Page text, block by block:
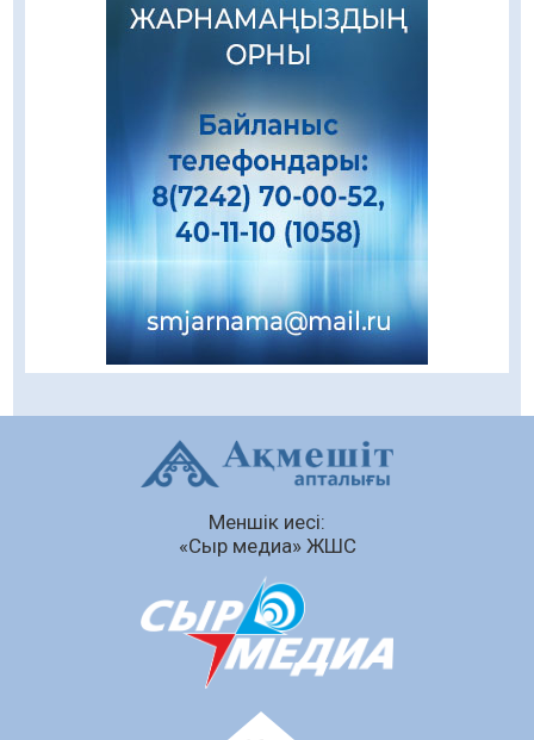
азаматтардың қолтаңбасы бар
Еңбегі ерлікпен тең мамандық
Даналықтың шырағданы, ой-сананың
шамшырағы
08.08.2026
Кенеге қарсы залалсыздандыру жұмыстары
жүргізілуде
07.08.2026
Сыбайлас жемқорлық
Аумақтан тыс соттылық – сот төрелігінің
ашықтығы мен қолжетімділігін арттыру
Меншік иесі:
«Сыр медиа» ЖШС